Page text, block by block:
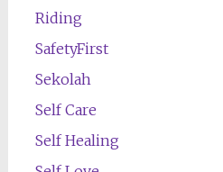
Riding
SafetyFirst
Sekolah
Self Care
Self Healing